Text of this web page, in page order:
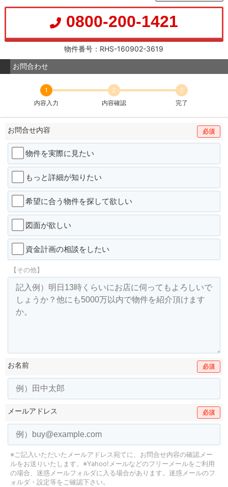
0800-200-1421
物件番号：RHS-160902-3619
お問合わせ
1
内容入力
2
内容確認
3
完了
お問合せ内容 必須
物件を実際に見たい
もっと詳細が知りたい
希望に合う物件を探して欲しい
図面が欲しい
資金計画の相談をしたい
【その他】
お名前 必須
メールアドレス 必須
※ご記入いただいたメールアドレス宛てに、お問合せ内容の確認メー
ルをお送りいたします。 ※Yahoo!メールなどのフリーメールをご利用
の場合、迷惑メールフォルダに入る場合があります。 迷惑メールのフ
ォルダ・設定等をご確認下さい。